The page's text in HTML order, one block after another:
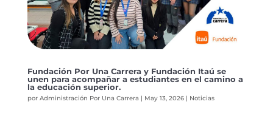
Fundación Por Una Carrera y Fundación Itaú se
unen para acompañar a estudiantes en el camino a
la educación superior.
por Administración Por Una Carrera | May 13, 2026| Noticias